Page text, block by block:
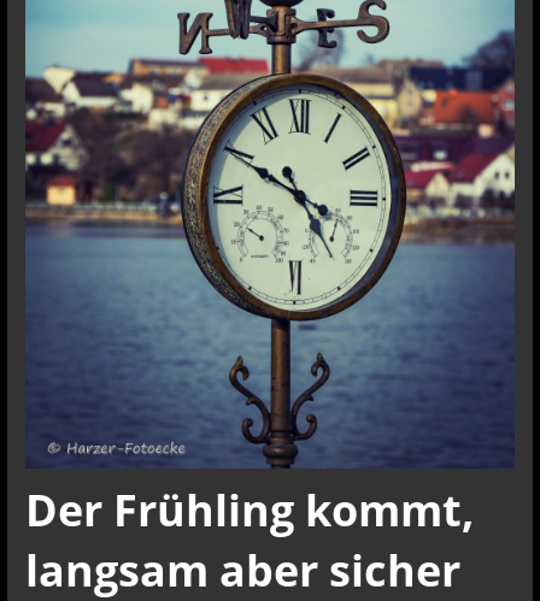
Der Frühling kommt,
langsam aber sicher